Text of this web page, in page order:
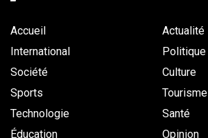
Accueil
Actualité
International
Politique
Société
Culture
Sports
Tourisme
Technologie
Santé
Éducation
Opinion